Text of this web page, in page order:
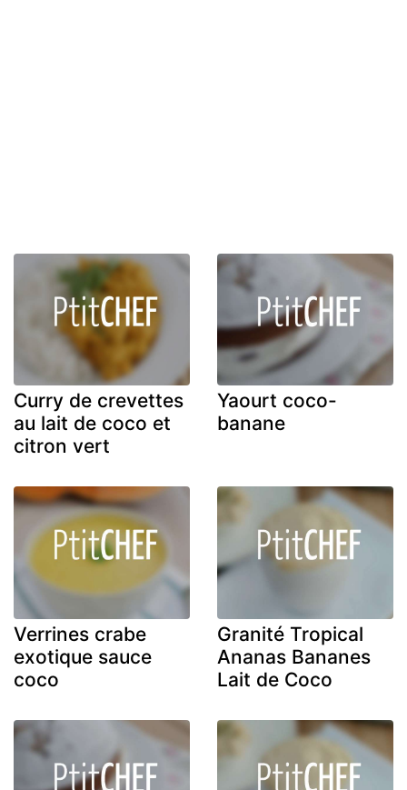
Curry de crevettes
au lait de coco et
citron vert
Yaourt coco-
banane
Verrines crabe
exotique sauce
coco
Granité Tropical
Ananas Bananes
Lait de Coco